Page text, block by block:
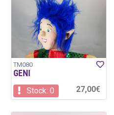
TM080
GENI
Stock: 0 27,00€